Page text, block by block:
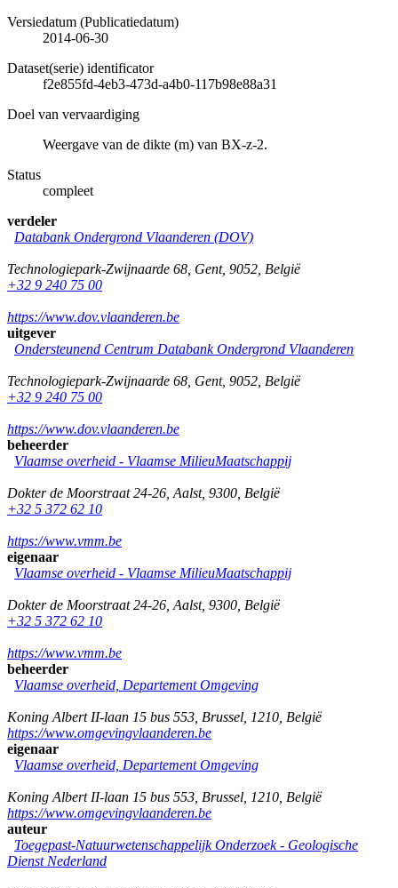
Versiedatum (Publicatiedatum)
2014-06-30
Dataset(serie) identificator
f2e855fd-4eb3-473d-a4b0-117b98e88a31
Doel van vervaardiging
Weergave van de dikte (m) van BX-z-2.
Status
compleet
verdeler
Databank Ondergrond Vlaanderen (DOV)
Technologiepark-Zwijnaarde 68 Gent, 9052 België
+32 9 240 75 00
https://www.dov.vlaanderen.be
uitgever
Ondersteunend Centrum Databank Ondergrond Vlaanderen
Technologiepark-Zwijnaarde 68 Gent, 9052 België
+32 9 240 75 00
https://www.dov.vlaanderen.be
beheerder
Vlaamse overheid - Vlaamse MilieuMaatschappij
Dokter de Moorstraat 24-26 Aalst, 9300 België
+32 5 372 62 10
https://www.vmm.be
eigenaar
Vlaamse overheid - Vlaamse MilieuMaatschappij
Dokter de Moorstraat 24-26 Aalst, 9300 België
+32 5 372 62 10
https://www.vmm.be
beheerder
Vlaamse overheid, Departement Omgeving
Koning Albert II-laan 15 bus 553 Brussel 1210 België
https://www.omgevingvlaanderen.be
eigenaar
Vlaamse overheid, Departement Omgeving
Koning Albert II-laan 15 bus 553 Brussel 1210 België
https://www.omgevingvlaanderen.be
auteur
Toegepast-Natuurwetenschappelijk Onderzoek - Geologische
Dienst Nederland